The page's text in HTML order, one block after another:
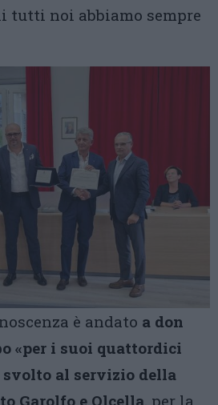
tutti noi abbiamo sempre
è andato a don
«per i suoi quattordici
al servizio della
Garolfo e Olcella, per la